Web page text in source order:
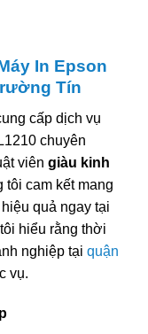
In Epson
Tín
cấp dịch vụ
chuyên
viên giàu kinh
tôi cam kết mang
quả ngay tại
hiểu rằng thời
nghiệp tại quận
vụ.